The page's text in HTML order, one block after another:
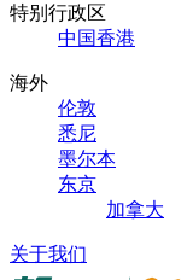
特别行政区
中国香港
海外
伦敦
悉尼
墨尔本
东京
加拿大
关于我们